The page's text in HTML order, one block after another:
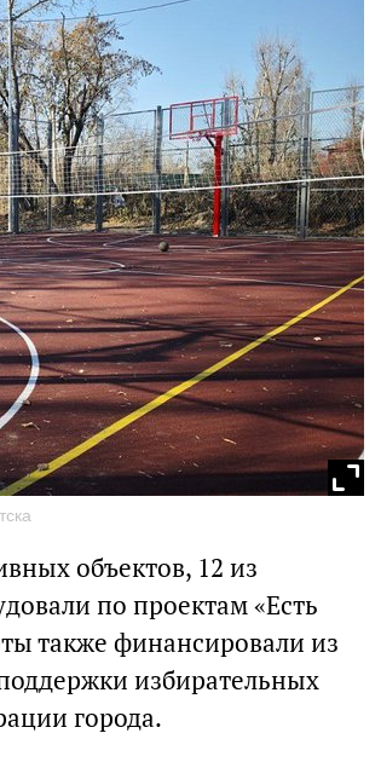
объектов, 12 из
по проектам «Есть
также финансировали из
избирательных
города.